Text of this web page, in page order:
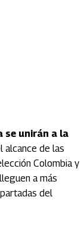
se unirán a la
alcance de las
Colombia y
a más
del